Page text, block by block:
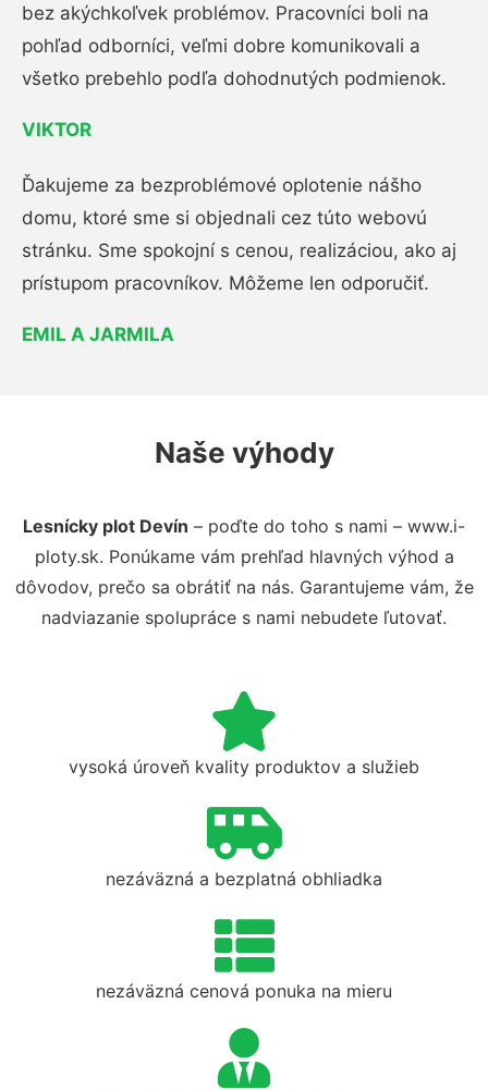
bez akýchkoľvek problémov. Pracovníci boli na
pohľad odborníci, veľmi dobre komunikovali a
všetko prebehlo podľa dohodnutých podmienok.
VIKTOR
Ďakujeme za bezproblémové oplotenie nášho
domu, ktoré sme si objednali cez túto webovú
stránku. Sme spokojní s cenou, realizáciou, ako aj
prístupom pracovníkov. Môžeme len odporučiť.
EMIL A JARMILA
Naše výhody
Lesnícky plot Devín – poďte do toho s nami – www.i-
ploty.sk. Ponúkame vám prehľad hlavných výhod a
dôvodov, prečo sa obrátiť na nás. Garantujeme vám, že
nadviazanie spolupráce s nami nebudete ľutovať.
vysoká úroveň kvality produktov a služieb
nezáväzná a bezplatná obhliadka
nezáväzná cenová ponuka na mieru